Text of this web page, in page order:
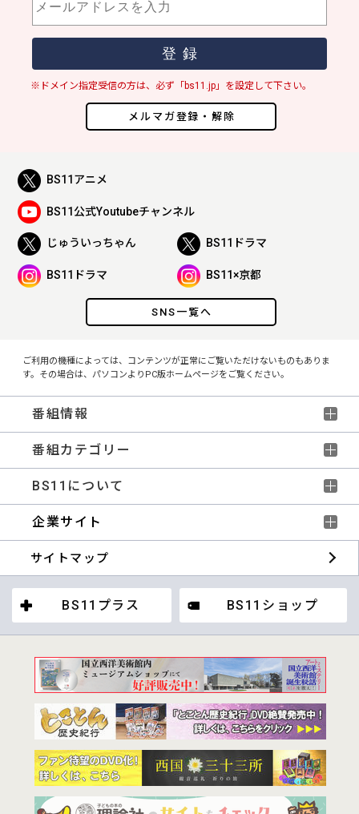
メルマガ登録・解除
※ドメイン指定受信の方は、必ず「bs11.jp」を設定して下さい。
SNS一覧へ
BS11アニメ
BS11公式Youtubeチャンネル
じゅういっちゃん BS11ドラマ
BS11ドラマ BS11×京都
ご利用の機種によっては、コンテンツが正常にご覧いただけないものもありま
す。その場合は、パソコンよりPC版ホームページをご覧ください。
番組情報
番組カテゴリー
BS11について
企業サイト
サイトマップ
BS11プラス BS11ショップ